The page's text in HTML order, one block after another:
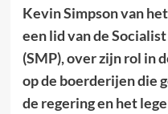
Kevin Simpson van
een lid van de
(SMP), over zijn rol in
op de boerderijen die
de regering en het